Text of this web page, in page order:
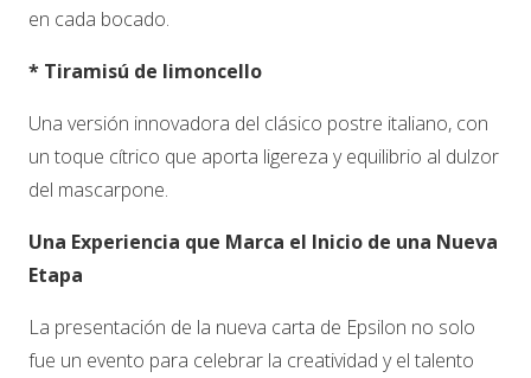
en cada bocado.
* Tiramisú de limoncello
Una versión innovadora del clásico postre italiano, con
un toque cítrico que aporta ligereza y equilibrio al dulzor
del mascarpone.
Una Experiencia que Marca el Inicio de una Nueva
Etapa
La presentación de la nueva carta de Epsilon no solo
fue un evento para celebrar la creatividad y el talento